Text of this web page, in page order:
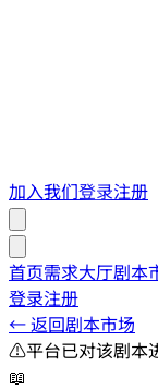
加入我们登录注册
首页需求大厅剧本
登录注册
← 返回剧本市场
⚠️平台已对该剧本
📖